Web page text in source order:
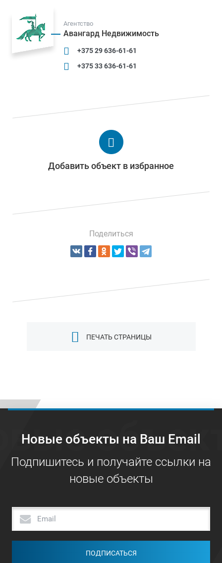
Агентство
Авангард Недвижимость
+375 29 636-61-61
+375 33 636-61-61
Добавить объект в избранное
Поделиться
ПЕЧАТЬ СТРАНИЦЫ
Новые объекты на Ваш Email
Подпишитесь и получайте ссылки на
новые объекты
ПОДПИСАТЬСЯ